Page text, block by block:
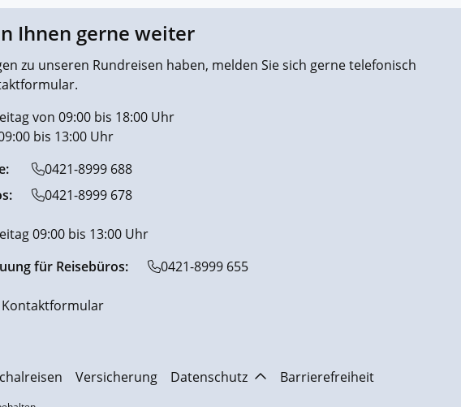
Ihnen gerne weiter
zu unseren Rundreisen haben, melden Sie sich gerne telefonisch
von 09:00 bis 18:00 Uhr
bis 13:00 Uhr
0421-8999 688
0421-8999 678
09:00 bis 13:00 Uhr
für Reisebüros:
0421-8999 655
Versicherung Datenschutz Barrierefreiheit